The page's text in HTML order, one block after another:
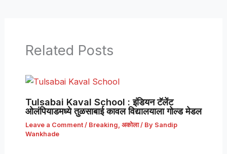
Related Posts
Tulsabai Kaval School : इंडियन टॅलेंट
ओलंपियाडमध्ये तुळसाबाई कावल विद्यालयाला गोल्ड मेडल
Leave a Comment / Breaking, अकोला/ By Sandip
Wankhade